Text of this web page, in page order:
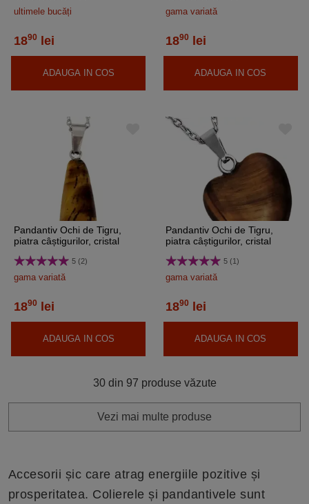
ultimele bucăți
1890 lei
ADAUGA IN COS
gama variată
1890 lei
ADAUGA IN COS
Pandantiv Ochi de Tigru,
piatra câștigurilor, cristal
5 (2)
gama variată
1890 lei
ADAUGA IN COS
Pandantiv Ochi de Tigru,
piatra câștigurilor, cristal
5 (1)
gama variată
1890 lei
ADAUGA IN COS
30 din 97 produse văzute
Vezi mai multe produse
Accesorii șic care atrag energiile pozitive și
prosperitatea. Colierele și pandantivele sunt